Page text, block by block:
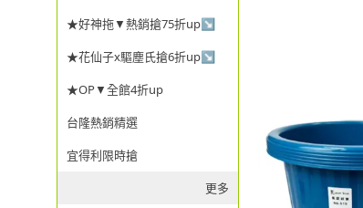
★好神拖▼熱銷搶75折up↘
★花仙子x驅塵氏搶6折up↘
★OP▼全館4折up
台隆熱銷精選
宜得利限時搶
更多